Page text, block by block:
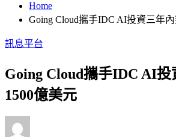
Home
Going Cloud攜手IDC AI投資三年
訊息平台
Going Cloud攜手IDC AI投
1500億美元